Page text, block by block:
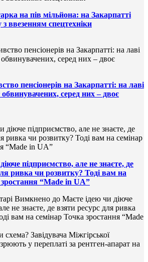
на пів мільйона: на Закарпатті
ввезенням спецтехніки
пенсіонерів на Закарпатті: на лаві
обвинувачених, серед них – двоє
підприємство, але не знаєте, де
ривка чи розвитку? Тоді вам на
“Made in UA”
Вимкнено до Маєте ідею чи діюче
не знаєте, де взяти ресурс для ривка
вам на семінар Точка зростання “Made